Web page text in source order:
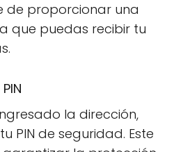
de proporcionar una
que puedas recibir tu
la dirección,
PIN de seguridad. Este